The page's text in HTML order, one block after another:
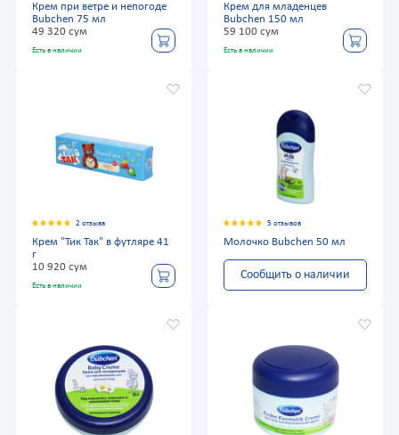
Крем при ветре и непогоде
Bubchen 75 мл
49 320 сум
Есть в наличии
Крем для младенцев
Bubchen 150 мл
59 100 сум
Есть в наличии
2 отзыва
Крем "Тик Так" в футляре 41
г
10 920 сум
Есть в наличии
5 отзывов
Молочко Bubchen 50 мл
Сообщить о наличии